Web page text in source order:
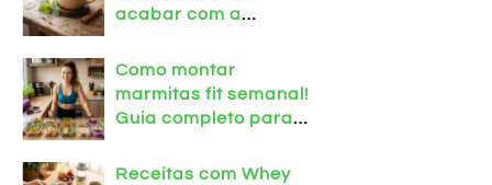
acabar com a
Como montar
marmitas fit semanal!
Guia completo para
Receitas com Whey